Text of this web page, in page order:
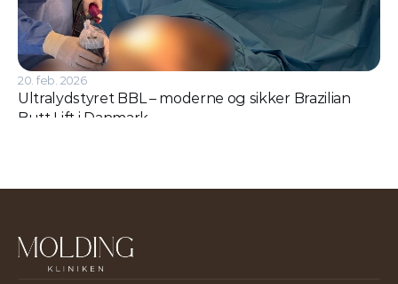
20. feb. 2026
Ultralydstyret BBL – moderne og sikker Brazilian
Butt Lift i Danmark